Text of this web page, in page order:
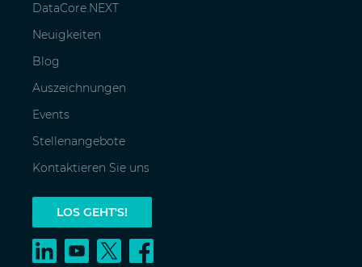
DataCore.NEXT
Neuigkeiten
Blog
Auszeichnungen
Events
Stellenangebote
Kontaktieren Sie uns
LOS GEHT'S!